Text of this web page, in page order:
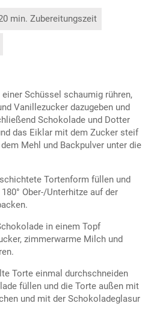
min. Zubereitungszeit
Schüssel schaumig rühren,
Vanillezucker dazugeben und
Schokolade und Dotter
das Eiklar mit dem Zucker steif
Mehl und Backpulver unter die
Tortenform füllen und
Ober-/Unterhitze auf der
in einem Topf
zimmerwarme Milch und
Torte einmal durchschneiden
füllen und die Torte außen mit
und mit der Schokoladeglasur